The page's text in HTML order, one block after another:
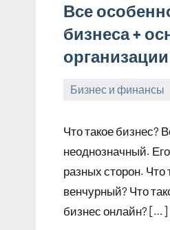
Все
бизнеса +
организации
Бизнес и финансы
stroyotdelde
Что такое бизнес?
неоднозначный.
разных сторон.
венчурный? Что
бизнес онлайн? […]